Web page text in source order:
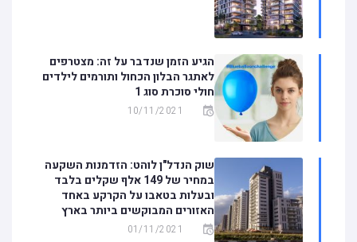
הגיע הזמן שנדבר על זה: מצטרפים
לאתגר הבלון הכחול ותורמים לילדים
חולי סוכרת סוג 1
10/11/2021
שוק הנדל"ן לוהט: הזדמנות השקעה
במחיר של 149 אלף שקלים בלבד
ובעלות בטאבו על הקרקע באחד
האזורים המבוקשים ביותר בארץ
01/11/2021